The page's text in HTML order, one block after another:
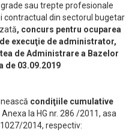
sau trepte profesionale
contractual din sectorul bugetar
, concurs pentru ocuparea
execuţie de administrator,
de Administrare a Bazelor
de 03.09.2019
condiţiile cumulative
Anexa la HG nr. 286 /2011, asa
2014, respectiv: